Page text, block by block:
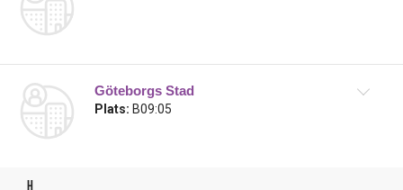
Göteborgs Stad
Plats: B09:05